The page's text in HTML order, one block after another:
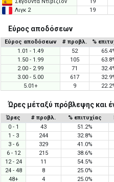
Λιγκ 2
19
Εύρος αποδόσεων
Εύρος αποδόσεων # προβλ. %
1.01 - 1.49
52
1.50 - 1.99
105
2.00 - 2.99
71
3.00 - 5.00
617
5.01+
9
Ώρες μέταξύ πρόβλεψης και
Ώρες # προβλ. % επιτυχίας
0 - 1
43 51.2%
1 - 3
244 32.8%
3 - 6
329 41.0%
6 - 12
215 38.6%
12 - 24
11 54.5%
24 - 48
8 25.0%
48+
4 25.0%